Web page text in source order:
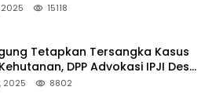
15118
Tetapkan Tersangka Kasus
DPP Advokasi IPJI Desak
Pajak RAPP
2025 8802